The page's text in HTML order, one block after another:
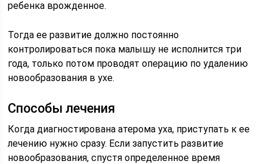
ребенка врожденное.
Тогда ее развитие должно постоянно
контролироваться пока малышу не исполнится три
года, только потом проводят операцию по удалению
новообразования в ухе.
Способы лечения
Когда диагностирована атерома уха, приступать к ее
лечению нужно сразу. Если запустить развитие
новообразования, спустя определенное время